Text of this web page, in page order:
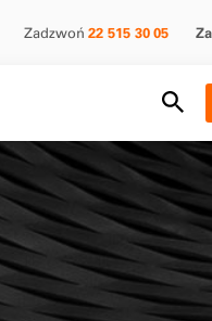
Zadzwoń22 515 30 05